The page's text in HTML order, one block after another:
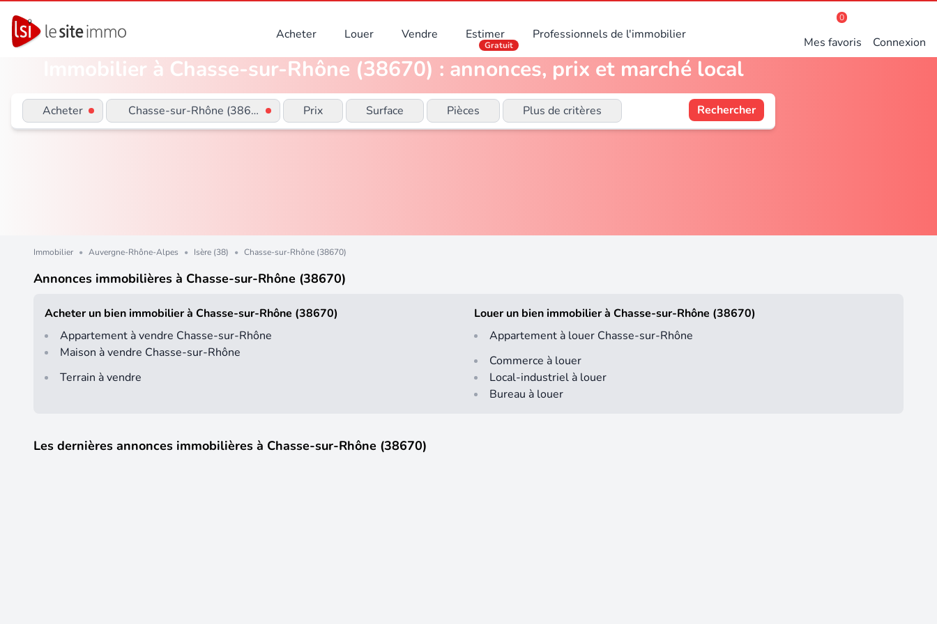
Acheter Louer Vendre Estimer
Gratuit
Professionnels de l'immobilier
0
Mes favoris Connexion
Immobilier à Chasse-sur-Rhône (38670) : annonces, prix et marché local
Acheter Chasse-sur-Rhône (38670) Prix Surface Pièces Plus de critères Rechercher
Immobilier • Auvergne-Rhône-Alpes • Isère (38) • Chasse-sur-Rhône (38670)
Annonces immobilières à Chasse-sur-Rhône (38670)
Acheter un bien immobilier à Chasse-sur-Rhône (38670)
Appartement à vendre Chasse-sur-Rhône
Maison à vendre Chasse-sur-Rhône
Terrain à vendre
Louer un bien immobilier à Chasse-sur-Rhône (38670)
Appartement à louer Chasse-sur-Rhône
Commerce à louer
Local-industriel à louer
Bureau à louer
Les dernières annonces immobilières à Chasse-sur-Rhône (38670)